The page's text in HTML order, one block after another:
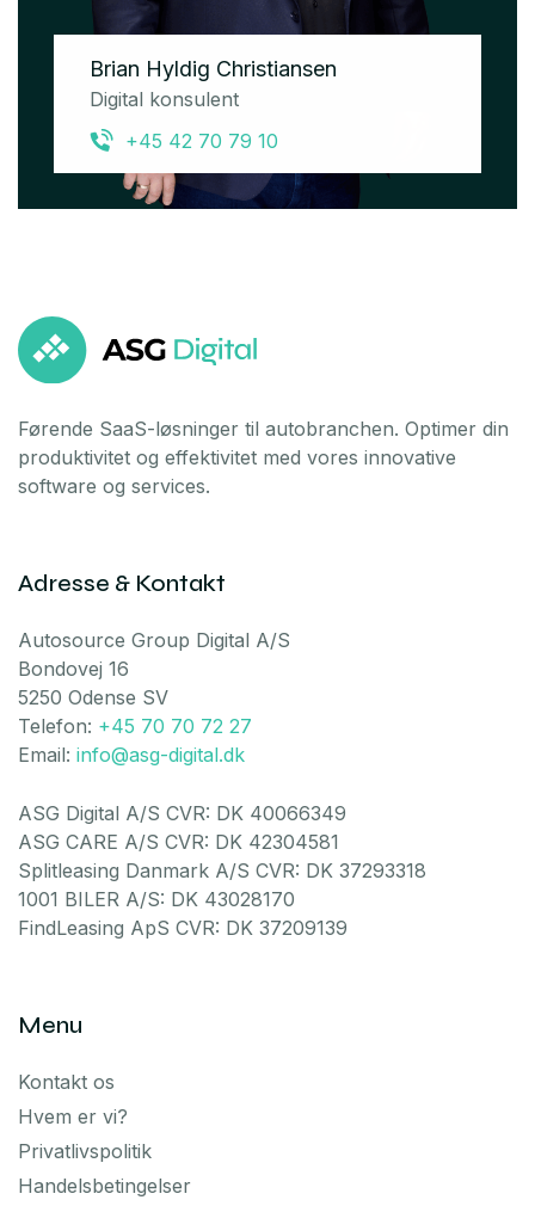
Brian Hyldig Christiansen
Digital konsulent
+45 42 70 79 10
Førende SaaS-løsninger til autobranchen. Optimer din
produktivitet og effektivitet med vores innovative
software og services.
Adresse & Kontakt
Autosource Group Digital A/S
Bondovej 16
5250 Odense SV
Telefon: +45 70 70 72 27
Email: info@asg-digital.dk
ASG Digital A/S CVR: DK 40066349
ASG CARE A/S CVR: DK 42304581
Splitleasing Danmark A/S CVR: DK 37293318
1001 BILER A/S: DK 43028170
FindLeasing ApS CVR: DK 37209139
Menu
Kontakt os
Hvem er vi?
Privatlivspolitik
Handelsbetingelser